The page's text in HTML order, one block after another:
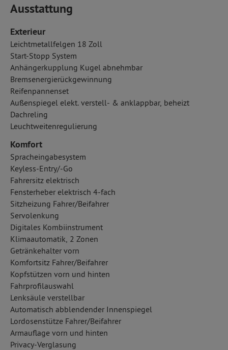
Ausstattung
Exterieur
Leichtmetallfelgen 18 Zoll
Start-Stopp System
Anhängerkupplung Kugel abnehmbar
Bremsenergierückgewinnung
Reifenpannenset
Außenspiegel elekt. verstell- & anklappbar, beheizt
Dachreling
Leuchtweitenregulierung
Komfort
Spracheingabesystem
Keyless-Entry/-Go
Fahrersitz elektrisch
Fensterheber elektrisch 4-fach
Sitzheizung Fahrer/Beifahrer
Servolenkung
Digitales Kombiinstrument
Klimaautomatik, 2 Zonen
Getränkehalter vorn
Komfortsitz Fahrer/Beifahrer
Kopfstützen vorn und hinten
Fahrprofilauswahl
Lenksäule verstellbar
Automatisch abblendender Innenspiegel
Lordosenstütze Fahrer/Beifahrer
Armauflage vorn und hinten
Privacy-Verglasung